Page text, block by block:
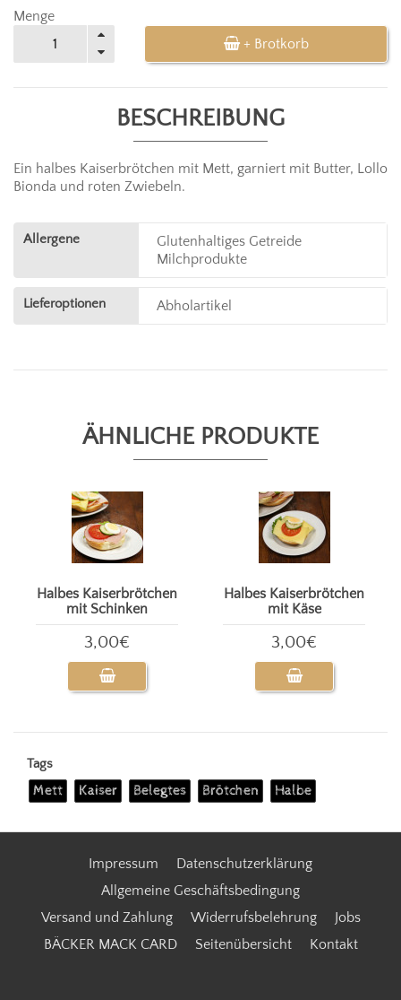
Menge
+ Brotkorb
BESCHREIBUNG
Ein halbes Kaiserbrötchen mit Mett, garniert mit Butter, Lollo
Bionda und roten Zwiebeln.
Allergene
Glutenhaltiges Getreide
Milchprodukte
Lieferoptionen Abholartikel
ÄHNLICHE PRODUKTE
Halbes Kaiserbrötchen
mit Schinken
3,00€
Halbes Kaiserbrötchen
mit Käse
3,00€
Tags
Mett Kaiser Belegtes Brötchen Halbe
Impressum
Datenschutzerklärung
Allgemeine Geschäftsbedingung
Versand und Zahlung
Widerrufsbelehrung
Jobs
BÄCKER MACK CARD
Seitenübersicht Kontakt